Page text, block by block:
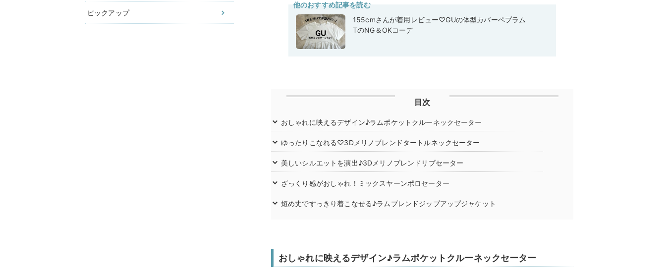
ピックアップ
他のおすすめ記事を読む
155cmさんが着用レビュー♡GUの体型カバーペプラム
TのNG＆OKコーデ
目次
おしゃれに映えるデザイン♪ラムポケットクルーネックセーター
ゆったりこなれる♡3Dメリノブレンドタートルネックセーター
美しいシルエットを演出♪3Dメリノブレンドリブセーター
ざっくり感がおしゃれ！ミックスヤーンポロセーター
短め丈ですっきり着こなせる♪ラムブレンドジップアップジャケット
おしゃれに映えるデザイン♪ラムポケットクルーネックセーター